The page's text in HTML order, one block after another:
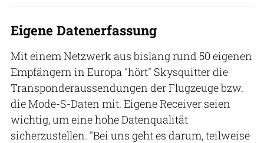
Eigene Datenerfassung
Mit einem Netzwerk aus bislang rund 50 eigenen
Empfängern in Europa "hört" Skysquitter die
Transponderaussendungen der Flugzeuge bzw.
die Mode-S-Daten mit. Eigene Receiver seien
wichtig, um eine hohe Datenqualität
sicherzustellen. "Bei uns geht es darum, teilweise